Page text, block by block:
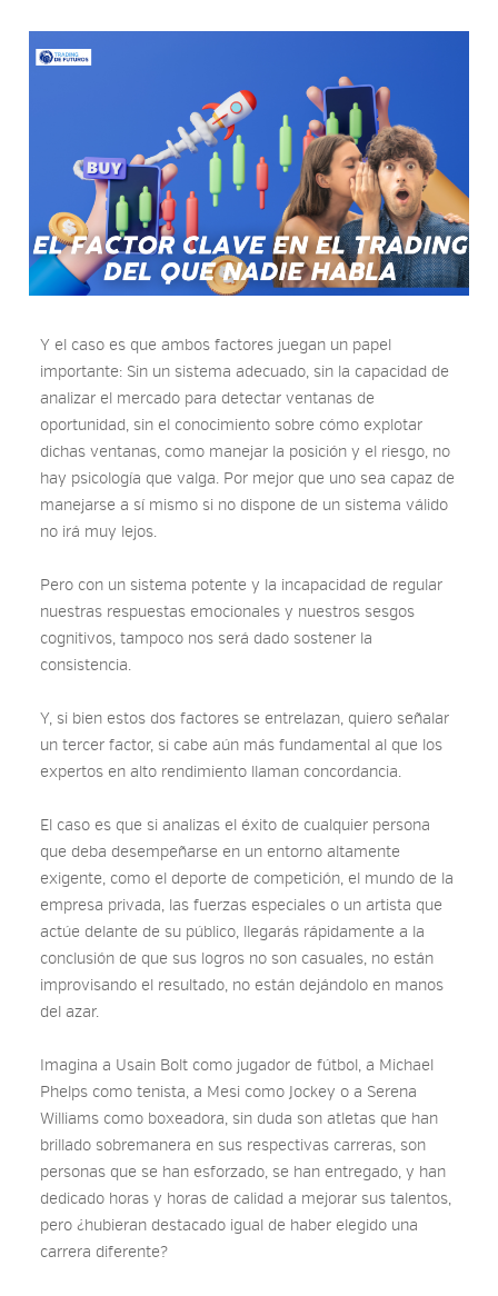
Y el caso es que ambos factores juegan un papel
importante: Sin un sistema adecuado, sin la capacidad de
analizar el mercado para detectar ventanas de
oportunidad, sin el conocimiento sobre cómo explotar
dichas ventanas, como manejar la posición y el riesgo, no
hay psicología que valga. Por mejor que uno sea capaz de
manejarse a sí mismo si no dispone de un sistema válido
no irá muy lejos.
Pero con un sistema potente y la incapacidad de regular
nuestras respuestas emocionales y nuestros sesgos
cognitivos, tampoco nos será dado sostener la
consistencia.
Y, si bien estos dos factores se entrelazan, quiero señalar
un tercer factor, si cabe aún más fundamental al que los
expertos en alto rendimiento llaman concordancia.
El caso es que si analizas el éxito de cualquier persona
que deba desempeñarse en un entorno altamente
exigente, como el deporte de competición, el mundo de la
empresa privada, las fuerzas especiales o un artista que
actúe delante de su público, llegarás rápidamente a la
conclusión de que sus logros no son casuales, no están
improvisando el resultado, no están dejándolo en manos
del azar.
Imagina a Usain Bolt como jugador de fútbol, a Michael
Phelps como tenista, a Mesi como Jockey o a Serena
Williams como boxeadora, sin duda son atletas que han
brillado sobremanera en sus respectivas carreras, son
personas que se han esforzado, se han entregado, y han
dedicado horas y horas de calidad a mejorar sus talentos,
pero ¿hubieran destacado igual de haber elegido una
carrera diferente?